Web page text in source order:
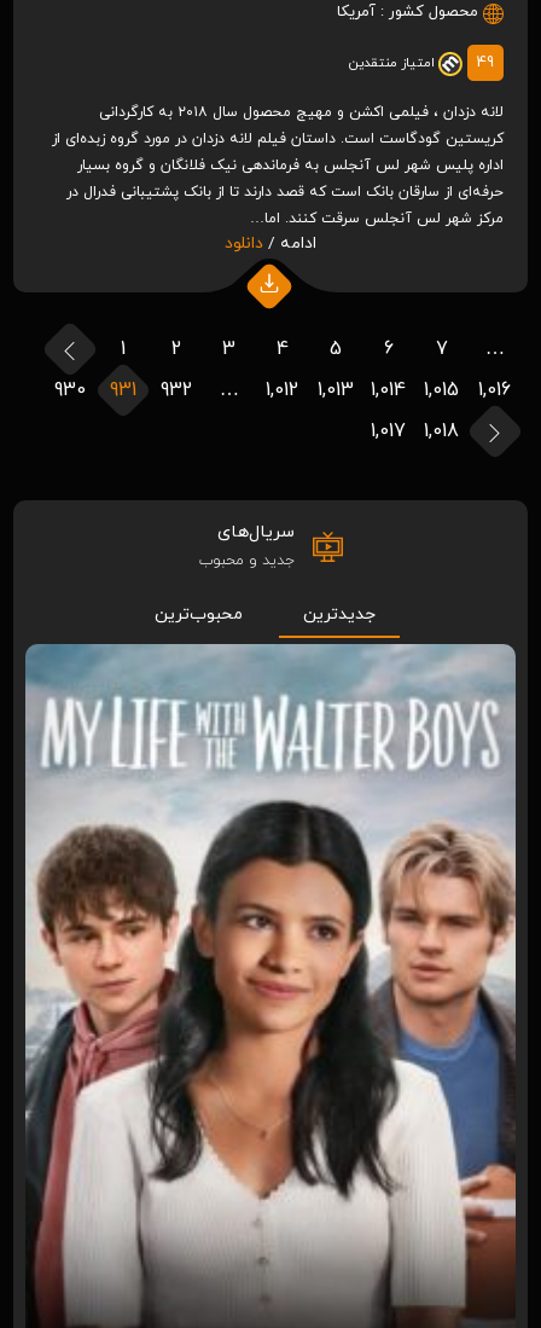
محصول کشور : آمریکا
49 امتیاز منتقدین
لانه دزدان ، فیلمی اکشن و مهیج محصول سال ۲۰۱۸ به کارگردانی
کریستین گودگاست است. داستان فیلم لانه دزدان در مورد گروه زبده‌ای از
اداره پلیس شهر لس آنجلس به فرماندهی نیک فلانگان و گروه بسیار
حرفه‌ای از سارقان بانک است که قصد دارند تا از بانک پشتیبانی فدرال در
مرکز شهر لس آنجلس سرقت کنند. اما…
ادامه / دانلود
1 2 3 4 5 6 7
…
930
931 932 … 1,012 1,013 1,014 1,015
1,016
1,017
1,018
سریال‌های
جدید و محبوب
جدیدترین محبوب‌ترین